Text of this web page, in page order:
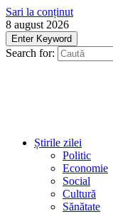
Sari la conținut
8 august 2026
Enter Keyword
Search for:
Știrile zilei
Politic
Economie
Social
Cultură
Sănătate